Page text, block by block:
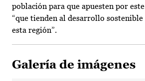
población para que apuesten por
“que tienden al desarrollo sostenible
esta región”.
Galería de imágenes